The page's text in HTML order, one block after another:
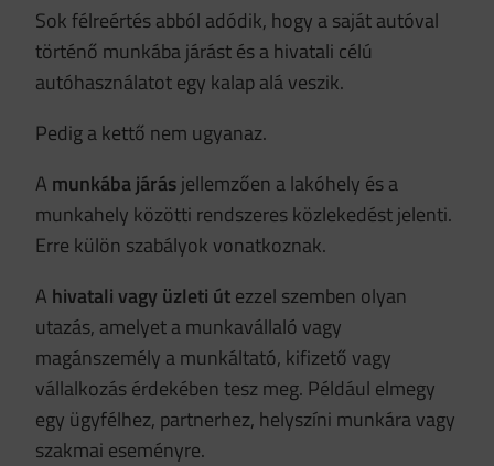
Sok félreértés abból adódik, hogy a saját autóval
történő munkába járást és a hivatali célú
autóhasználatot egy kalap alá veszik.
Pedig a kettő nem ugyanaz.
A munkába járásjellemzően a lakóhely és a
munkahely közötti rendszeres közlekedést jelenti.
Erre külön szabályok vonatkoznak.
A hivatali vagy üzleti útezzel szemben olyan
utazás, amelyet a munkavállaló vagy
magánszemély a munkáltató, kifizető vagy
vállalkozás érdekében tesz meg. Például elmegy
egy ügyfélhez, partnerhez, helyszíni munkára vagy
szakmai eseményre.